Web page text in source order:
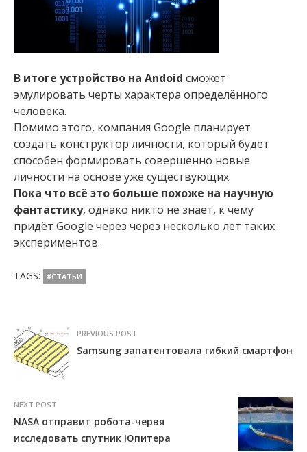
В итоге устройство на Andoid сможет
эмулировать черты характера определённого
человека.
Помимо этого, компания Google планирует
создать конструктор личности, который будет
способен формировать совершенно новые
личности на основе уже существующих.
Пока что всё это больше похоже на научную
фантастику, однако никто не знает, к чему
придёт Google через через несколько лет таких
экспериментов.
TAGS: #СТАТЬИ
PREVIOUS POST
Samsung запатентовала гибкий смартфон
NEXT POST
NASA отправит робота-червя
исследовать спутник Юпитера